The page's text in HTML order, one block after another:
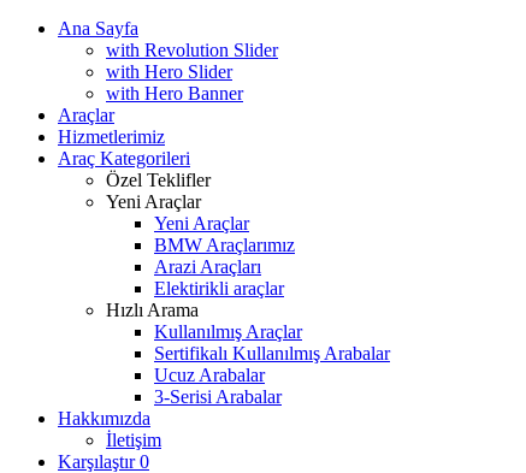
Ana Sayfa
with Revolution Slider
with Hero Slider
with Hero Banner
Araçlar
Hizmetlerimiz
Araç Kategorileri
Özel Teklifler
Yeni Araçlar
Yeni Araçlar
BMW Araçlarımız
Arazi Araçları
Elektirikli araçlar
Hızlı Arama
Kullanılmış Araçlar
Sertifikalı Kullanılmış Arabalar
Ucuz Arabalar
3-Serisi Arabalar
Hakkımızda
İletişim
Karşılaştır 0